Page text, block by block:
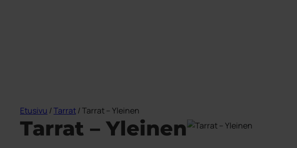
Etusivu /Tarrat/ Tarrat – Yleinen
Tarrat – Yleinen